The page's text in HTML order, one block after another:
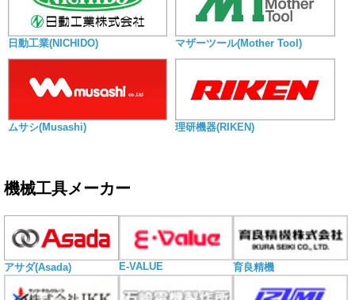
日動工業(NICHIDO) マザーツール(Mother Tool)
ムサシ(Musashi) 理研機器(RIKEN)
機械工具メーカー
アサダ(Asada) E-VALUE 育良精機